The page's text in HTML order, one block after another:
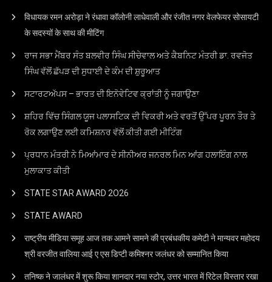
विधायक रमन अरोड़ा ने रंधावा कॉलोनी लाधेवाली और रंजीत नगर वेलफेयर सोसायटी
के सदस्यों के साथ की मीटिंग
ਰਾਜ ਸਭਾ ਮੈਂਬਰ ਸੰਤ ਬਲਵੀਰ ਸਿੰਘ ਸੀਚੇਵਾਲ ਅਤੇ ਕੈਬਨਿਟ ਮੰਤਰੀ ਡਾ. ਰਵਜੋਤ
ਸਿੰਘ ਵੱਲੋਂ ਛੱਪੜ ਦੀ ਸੁਧਾਈ ਦੇ ਕੰਮ ਦੀ ਸ਼ੁਰੂਆਤ
ਸਟਾਰਟਅੱਪਸ – ਭਾਰਤ ਦੀ ਇਨੋਵੇਟਿਵ ਕ੍ਰਾਂਤੀ ਨੂੰ ਜਗਾਉਣਾ
ਸ਼ਹਿਰ ਵਿੱਚ ਸਿੰਗਲ ਯੂਜ ਪਲਾਸਟਿਕ ਦੀ ਵਿਕਰੀ ਅਤੇ ਵਰਤੋਂ ਉੱਪਰ ਪੂਰਨ ਤੌਰ ਤੇ
ਰੋਕ ਲਗਾਉਣ ਲਈ ਕਮਿਸ਼ਨਰ ਵੱਲੋਂ ਕੀਤੀ ਗਈ ਮੀਟਿੰਗ
ਪ੍ਰਧਾਨ ਮੰਤਰੀ ਨੇ ਮਿਆਂਮਾਰ ਦੇ ਸੀਨੀਅਰ ਜਨਰਲ ਮਿਨ ਆਂਗ ਹਲਾਇੰਗ ਨਾਲ
ਮੁਲਾਕਾਤ ਕੀਤੀ
STATE STAR AWARD 2O26
STATE AWARD
राष्ट्रीय मीडिया समूह आज तक आमने सामने की प्रबंधकीय कमेटी ने मान्यवर महोदय
श्री वरजीत वालिया आई ए एस डिप्टी कमिश्नर जलंधर को सम्मानित किया
तनिष्क ने जालंधर में शुरू किया शानदार नया स्टोर, उत्तर भारत में रिटेल विस्तार रखा